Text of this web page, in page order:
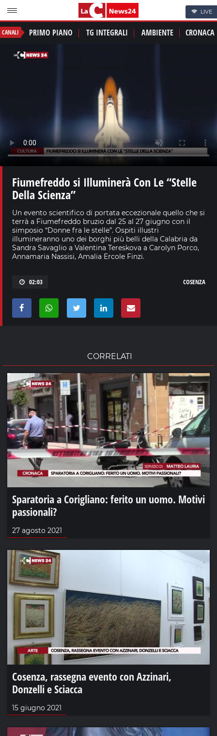
LIVE
CANALI PRIMO PIANO TG INTEGRALI AMBIENTE CRONACA
Fiumefreddo si Illuminerà Con Le “Stelle
Della Scienza”
Un evento scientifico di portata eccezionale quello che si
terrà a Fiumefreddo bruzio dal 25 al 27 giugno con il
simposio “Donne fra le stelle”. Ospiti illustri
illumineranno uno dei borghi più belli della Calabria da
Sandra Savaglio a Valentina Tereskova a Carolyn Porco,
Annamaria Nassisi, Amalia Ercole Finzi.
02:03 COSENZA
CORRELATI
Sparatoria a Corigliano: ferito un uomo. Motivi
passionali?
27 agosto 2021
Cosenza, rassegna evento con Azzinari,
Donzelli e Sciacca
15 giugno 2021